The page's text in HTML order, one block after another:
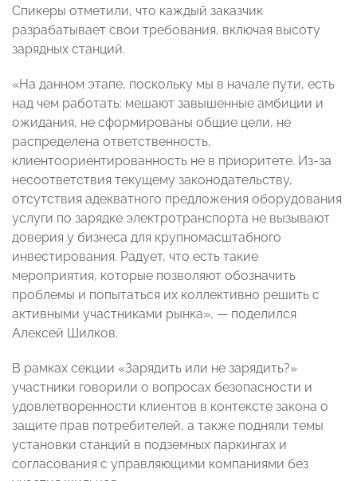
Спикеры отметили, что каждый заказчик
разрабатывает свои требования, включая высоту
зарядных станций.
«На данном этапе, поскольку мы в начале пути, есть
над чем работать: мешают завышенные амбиции и
ожидания, не сформированы общие цели, не
распределена ответственность,
клиентоориентированность не в приоритете. Из-за
несоответствия текущему законодательству,
отсутствия адекватного предложения оборудования
услуги по зарядке электротранспорта не вызывают
доверия у бизнеса для крупномасштабного
инвестирования. Радует, что есть такие
мероприятия, которые позволяют обозначить
проблемы и попытаться их коллективно решить с
активными участниками рынка», — поделился
Алексей Шилков.
В рамках секции «Зарядить или не зарядить?»
участники говорили о вопросах безопасности и
удовлетворенности клиентов в контексте закона о
защите прав потребителей, а также подняли темы
установки станций в подземных паркингах и
согласования с управляющими компаниями без